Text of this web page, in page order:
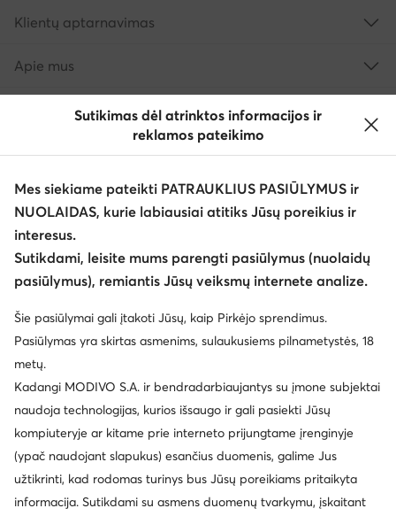
Klientų aptarnavimas
Apie mus
Informacija
Taisyklės
Pakeisti nustatymus
Privatumo politika
Duomenų apsauga
Sutikimas dėl atrinktos informacijos ir
reklamos pateikimo
Mes siekiame pateikti PATRAUKLIUS PASIŪLYMUS ir
NUOLAIDAS, kurie labiausiai atitiks Jūsų poreikius ir
interesus.
Sutikdami, leisite mums parengti pasiūlymus (nuolaidų
pasiūlymus), remiantis Jūsų veiksmų internete analize.
Šie pasiūlymai gali įtakoti Jūsų, kaip Pirkėjo sprendimus.
Pasiūlymas yra skirtas asmenims, sulaukusiems pilnametystės, 18
metų.
Kadangi MODIVO S.A. ir bendradarbiaujantys su įmone subjektai
naudoja technologijas, kurios išsaugo ir gali pasiekti Jūsų
kompiuteryje ar kitame prie interneto prijungtame įrenginyje
(ypač naudojant slapukus) esančius duomenis, galime Jus
užtikrinti, kad rodomas turinys bus Jūsų poreikiams pritaikyta
informacija. Sutikdami su asmens duomenų tvarkymu, įskaitant